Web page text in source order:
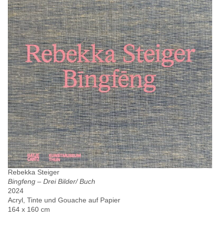
Rebekka Steiger
Bingfeng – Drei Bilder/ Buch
2024
Acryl, Tinte und Gouache auf Papier
164 x 160 cm